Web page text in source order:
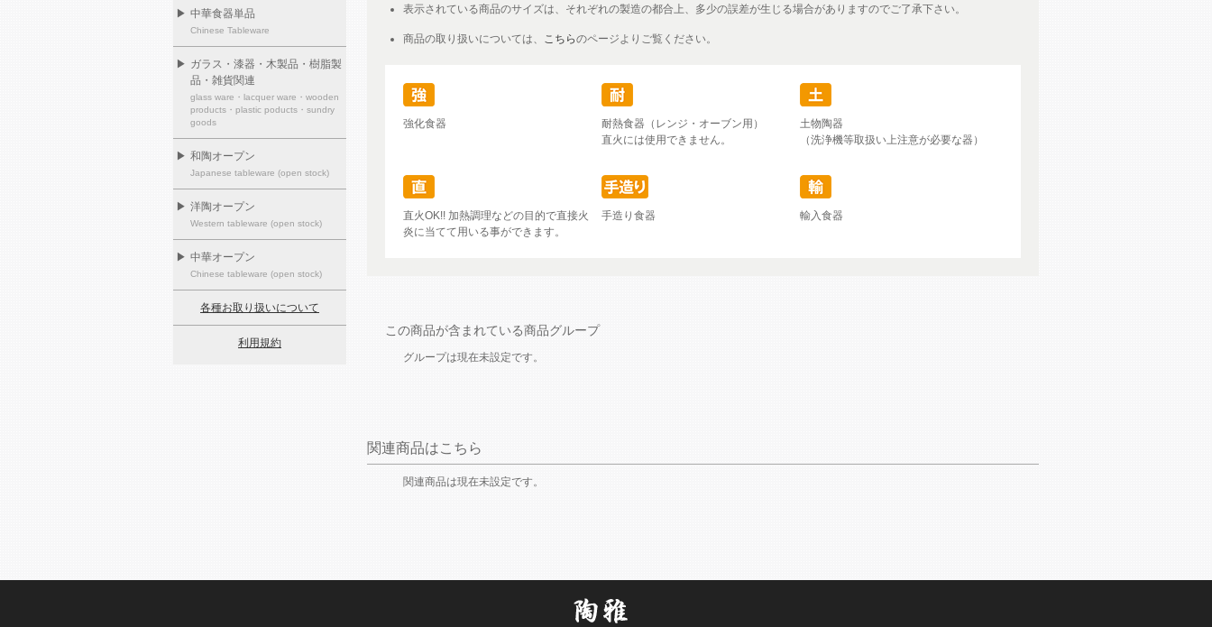
▶ 中華食器単品
Chinese Tableware
▶ ガラス・漆器・木製品・樹脂製
品・雑貨関連
glass ware・lacquer ware・wooden
products・plastic poducts・sundry
goods
▶ 和陶オープン
Japanese tableware (open stock)
▶ 洋陶オープン
Western tableware (open stock)
▶ 中華オープン
Chinese tableware (open stock)
各種お取り扱いについて
利用規約
表示されている商品のサイズは、それぞれの製造の都合上、多少の誤差が生じる場合がありますのでご了承下さい。
商品の取り扱いについては、 こちらのページよりご覧ください。
強化食器
耐熱食器（レンジ・オーブン用）
直火には使用できません。
土物陶器
（洗浄機等取扱い上注意が必要な器）
直火OK!! 加熱調理などの目的で直接火
炎に当てて用いる事ができます。
手造り食器 輸入食器
この商品が含まれている商品グループ
グループは現在未設定です。
関連商品はこちら
関連商品は現在未設定です。